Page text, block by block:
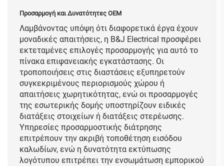
Προσαρμογή και Δυνατότητες OEM
Λαμβάνοντας υπόψη ότι διαφορετικά έργα έχουν
μοναδικές απαιτήσεις, η B&J Electrical προσφέρει
εκτεταμένες επιλογές προσαρμογής για αυτό το
πίνακα επιφανειακής εγκατάστασης. Οι
τροποποιήσεις στις διαστάσεις εξυπηρετούν
συγκεκριμένους περιορισμούς χώρου ή
απαιτήσεις χωρητικότητας, ενώ οι προσαρμογές
της εσωτερικής δομής υποστηρίζουν ειδικές
διατάξεις στοιχείων ή διατάξεις στερέωσης.
Υπηρεσίες προσαρμοστικής διάτρησης
επιτρέπουν την ακριβή τοποθέτηση εισόδου
καλωδίων, ενώ η δυνατότητα εκτύπωσης
λογότυπου επιτρέπει την ενσωμάτωση εμπορικού